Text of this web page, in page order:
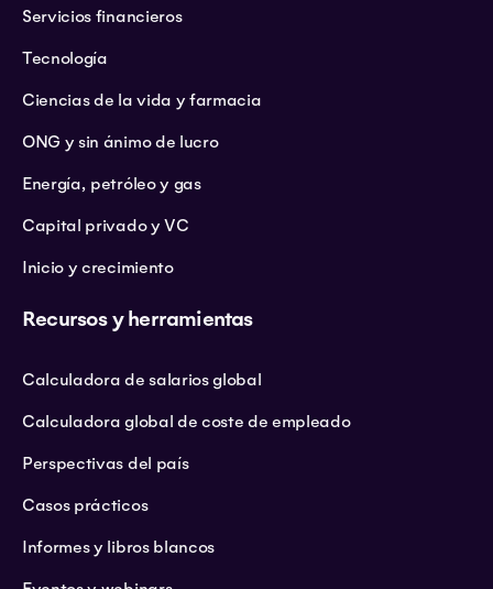
Servicios financieros
Tecnología
Ciencias de la vida y farmacia
ONG y sin ánimo de lucro
Energía, petróleo y gas
Capital privado y VC
Inicio y crecimiento
Recursos y herramientas
Calculadora de salarios global
Calculadora global de coste de empleado
Perspectivas del país
Casos prácticos
Informes y libros blancos